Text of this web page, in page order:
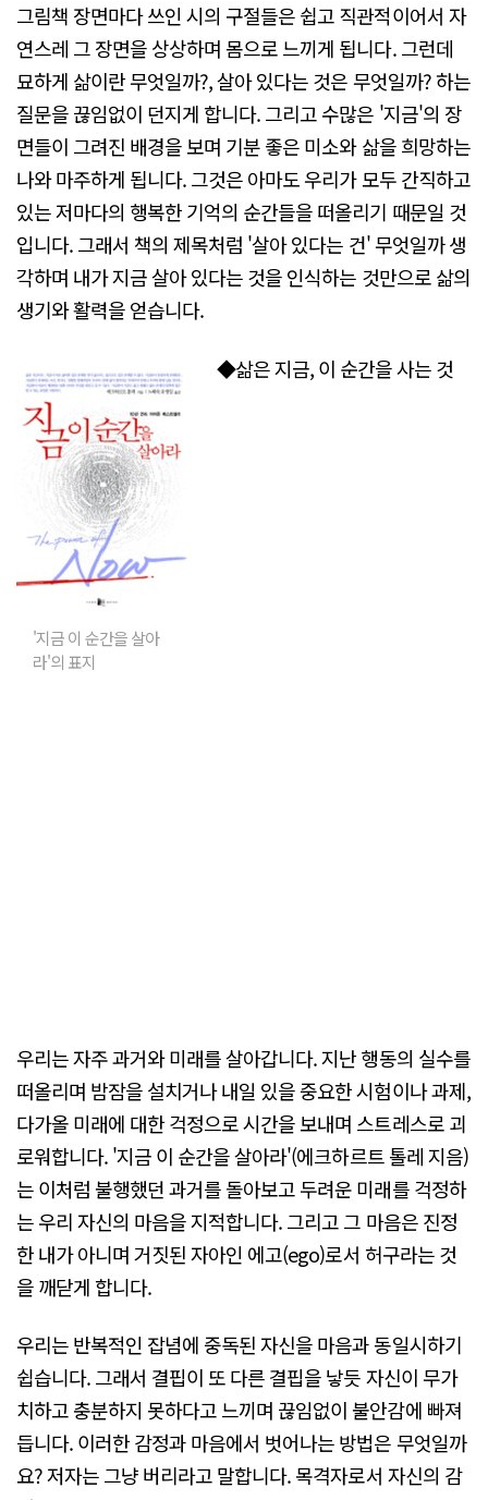
그림책 장면마다 쓰인 시의 구절들은 쉽고 직관적이어서 자
연스레 그 장면을 상상하며 몸으로 느끼게 됩니다. 그런데
묘하게 삶이란 무엇일까?, 살아 있다는 것은 무엇일까? 하는
질문을 끊임없이 던지게 합니다. 그리고 수많은 '지금'의 장
면들이 그려진 배경을 보며 기분 좋은 미소와 삶을 희망하는
나와 마주하게 됩니다. 그것은 아마도 우리가 모두 간직하고
있는 저마다의 행복한 기억의 순간들을 떠올리기 때문일 것
입니다. 그래서 책의 제목처럼 '살아 있다는 건' 무엇일까 생
각하며 내가 지금 살아 있다는 것을 인식하는 것만으로 삶의
생기와 활력을 얻습니다.
'지금 이 순간을 살아
라'의 표지
◆삶은 지금, 이 순간을 사는 것
우리는 자주 과거와 미래를 살아갑니다. 지난 행동의 실수를
떠올리며 밤잠을 설치거나 내일 있을 중요한 시험이나 과제,
다가올 미래에 대한 걱정으로 시간을 보내며 스트레스로 괴
로워합니다. '지금 이 순간을 살아라'(에크하르트 톨레 지음)
는 이처럼 불행했던 과거를 돌아보고 두려운 미래를 걱정하
는 우리 자신의 마음을 지적합니다. 그리고 그 마음은 진정
한 내가 아니며 거짓된 자아인 에고(ego)로서 허구라는 것
을 깨닫게 합니다.
우리는 반복적인 잡념에 중독된 자신을 마음과 동일시하기
쉽습니다. 그래서 결핍이 또 다른 결핍을 낳듯 자신이 무가
치하고 충분하지 못하다고 느끼며 끊임없이 불안감에 빠져
듭니다. 이러한 감정과 마음에서 벗어나는 방법은 무엇일까
요? 저자는 그냥 버리라고 말합니다. 목격자로서 자신의 감